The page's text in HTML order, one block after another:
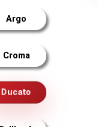
Argo
Croma
Ducato